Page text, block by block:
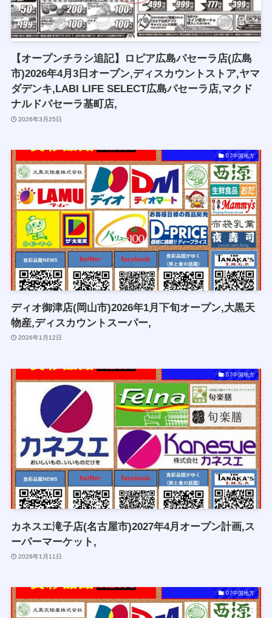
【オープンチラシ追記】ロピア広島パセーラ店(広島
市)2026年4月3日オープン,ディスカウントストア,ヤマ
ダデンキ,LABI LIFE SELECT広島パセーラ店,マクド
ナルドパセーラ基町店,
2026年3月25日
07中国地方
ディオ御津店(岡山市)2026年1月下旬オープン,大黒天
物産,ディスカウントスーパー,
2026年1月12日
07中国地方
カネスエ滝子店(名古屋市)2027年4月オープン計画,ス
ーパーマーケット,
2026年1月11日
07中国地方